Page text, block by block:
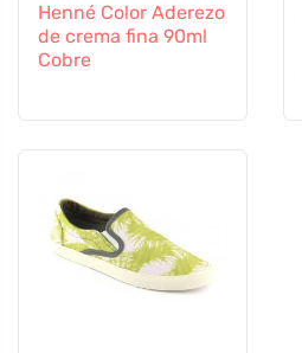
Henné Color Aderezo
de crema fina 90ml
Cobre